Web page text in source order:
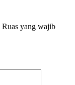
Ruas yang wajib